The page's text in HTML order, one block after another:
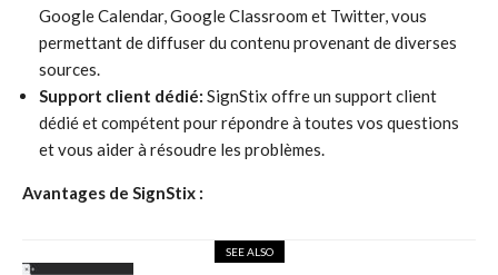
Google Calendar, Google Classroom et Twitter, vous
permettant de diffuser du contenu provenant de diverses
sources.
Support client dédié: SignStix offre un support client
dédié et compétent pour répondre à toutes vos questions
et vous aider à résoudre les problèmes.
Avantages de SignStix :
SEE ALSO